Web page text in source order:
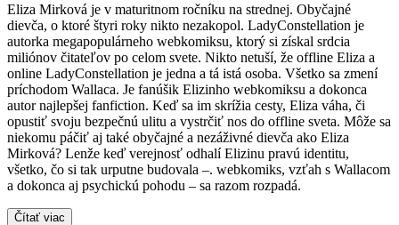
Eliza Mirková je v maturitnom ročníku na strednej. Obyčajné
dievča, o ktoré štyri roky nikto nezakopol. LadyConstellation je
autorka megapopulárneho webkomiksu, ktorý si získal srdcia
miliónov čitateľov po celom svete. Nikto netuší, že offline Eliza a
online LadyConstellation je jedna a tá istá osoba. Všetko sa zmení
príchodom Wallaca. Je fanúšik Elizinho webkomiksu a dokonca
autor najlepšej fanfiction. Keď sa im skrížia cesty, Eliza váha, či
opustiť svoju bezpečnú ulitu a vystrčiť nos do offline sveta. Môže sa
niekomu páčiť aj také obyčajné a nezáživné dievča ako Eliza
Mirková? Lenže keď verejnosť odhalí Elizinu pravú identitu,
všetko, čo si tak urputne budovala –. webkomiks, vzťah s Wallacom
a dokonca aj psychickú pohodu – sa razom rozpadá.
Čítať viac